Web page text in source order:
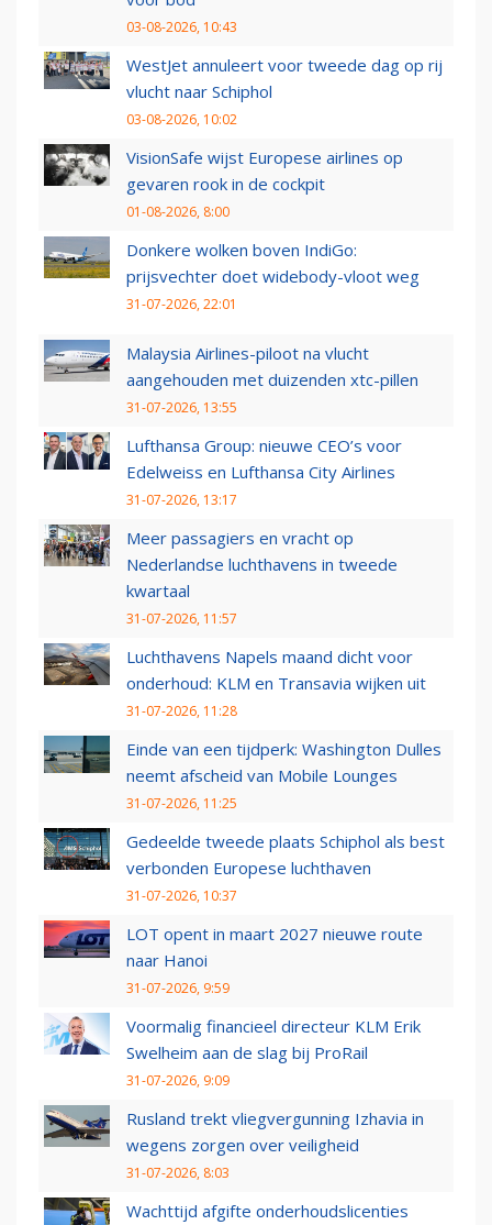
03-08-2026, 10:43
WestJet annuleert voor tweede dag op rij
vlucht naar Schiphol
03-08-2026, 10:02
VisionSafe wijst Europese airlines op
gevaren rook in de cockpit
01-08-2026, 8:00
Donkere wolken boven IndiGo:
prijsvechter doet widebody-vloot weg
31-07-2026, 22:01
Malaysia Airlines-piloot na vlucht
aangehouden met duizenden xtc-pillen
31-07-2026, 13:55
Lufthansa Group: nieuwe CEO’s voor
Edelweiss en Lufthansa City Airlines
31-07-2026, 13:17
Meer passagiers en vracht op
Nederlandse luchthavens in tweede
kwartaal
31-07-2026, 11:57
Luchthavens Napels maand dicht voor
onderhoud: KLM en Transavia wijken uit
31-07-2026, 11:28
Einde van een tijdperk: Washington Dulles
neemt afscheid van Mobile Lounges
31-07-2026, 11:25
Gedeelde tweede plaats Schiphol als best
verbonden Europese luchthaven
31-07-2026, 10:37
LOT opent in maart 2027 nieuwe route
naar Hanoi
31-07-2026, 9:59
Voormalig financieel directeur KLM Erik
Swelheim aan de slag bij ProRail
31-07-2026, 9:09
Rusland trekt vliegvergunning Izhavia in
wegens zorgen over veiligheid
31-07-2026, 8:03
Wachttijd afgifte onderhoudslicenties